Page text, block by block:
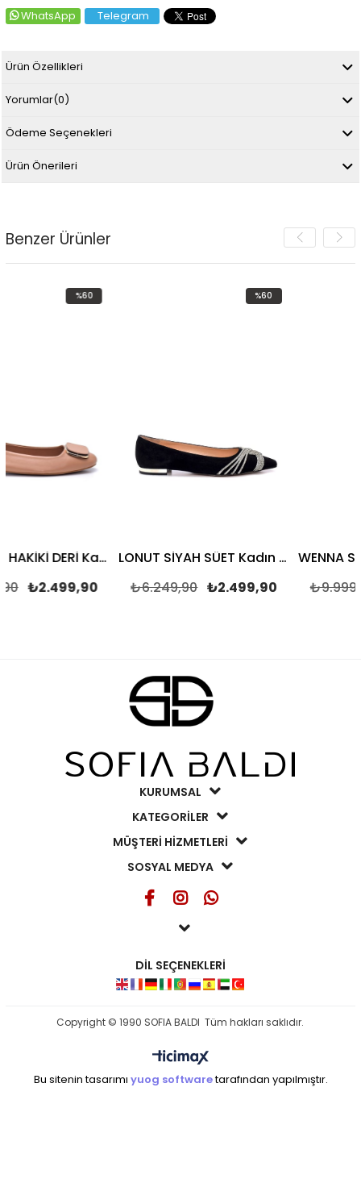
WhatsApp Telegram
Ürün Özellikleri
Yorumlar(0)
Ödeme Seçenekleri
Ürün Önerileri
Benzer Ürünler
BEYNA BEJ HAKİKİ DERİ Kadın BABET
LONUT SİYAH SÜET Kadın BABET
₺2.499,90
₺6.249,90 ₺9.999,90
KURUMSAL
KATEGORİLER
MÜŞTERİ HİZMETLERİ
SOSYAL MEDYA
DİL SEÇENEKLERİ
Copyright © 1990 SOFIA BALDI Tüm hakları saklıdır.
Bu sitenin tasarımı yuog softwaretarafından yapılmıştır.